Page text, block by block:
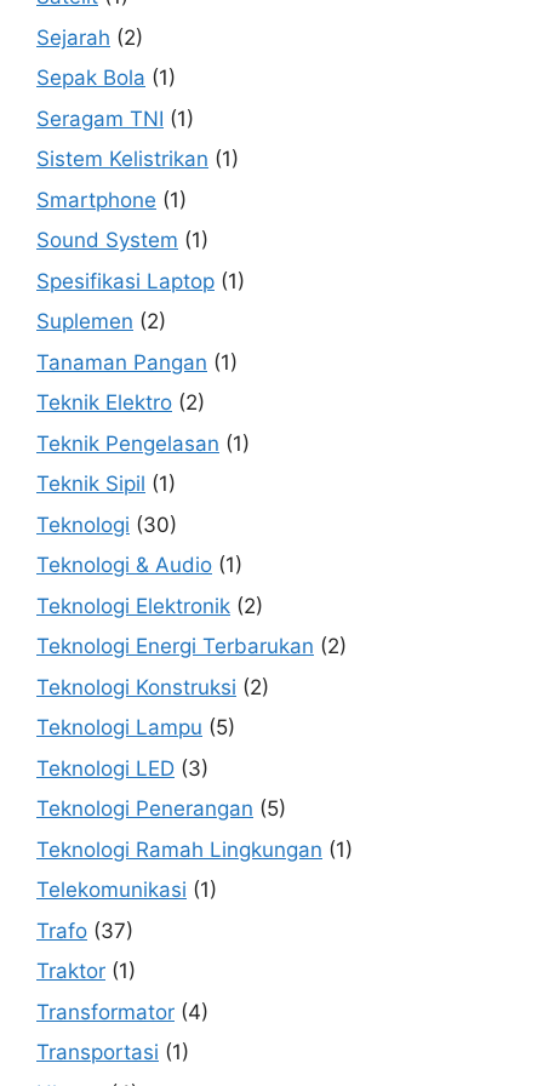
Sejarah (2)
Sepak Bola (1)
Seragam TNI (1)
Sistem Kelistrikan (1)
Smartphone (1)
Sound System (1)
Spesifikasi Laptop (1)
Suplemen (2)
Tanaman Pangan (1)
Teknik Elektro (2)
Teknik Pengelasan (1)
Teknik Sipil (1)
Teknologi (30)
Teknologi & Audio (1)
Teknologi Elektronik (2)
Teknologi Energi Terbarukan (2)
Teknologi Konstruksi (2)
Teknologi Lampu (5)
Teknologi LED (3)
Teknologi Penerangan (5)
Teknologi Ramah Lingkungan (1)
Telekomunikasi (1)
Trafo (37)
Traktor (1)
Transformator (4)
Transportasi (1)